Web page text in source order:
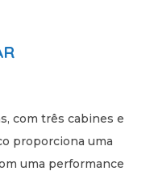
com três cabines e
proporciona uma
uma performance